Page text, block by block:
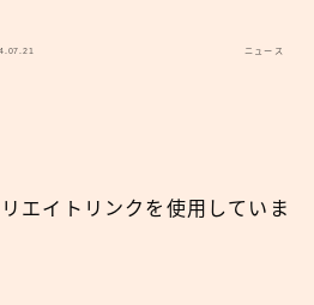
ニュース
エイトリンクを使用していま